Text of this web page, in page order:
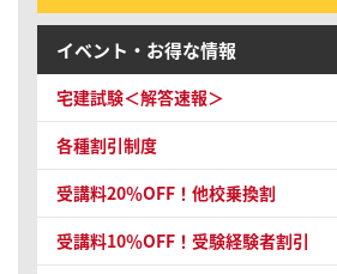
イベント・お得な情報
宅建試験＜解答速報＞
各種割引制度
受講料20％OFF！他校乗換割
受講料10％OFF！ 受験経験者割引